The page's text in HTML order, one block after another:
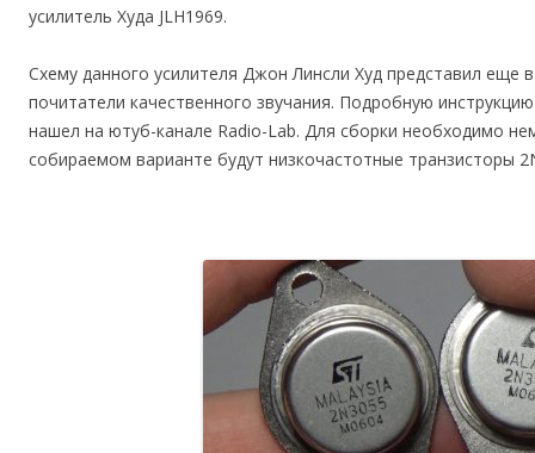
усилитель Худа JLH1969.
Схему данного усилителя Джон Линсли Худ представил еще
почитатели качественного звучания. Подробную
нашел на ютуб-канале Radio-Lab. Для сборки необходимо
собираемом варианте будут низкочастотные транзисторы